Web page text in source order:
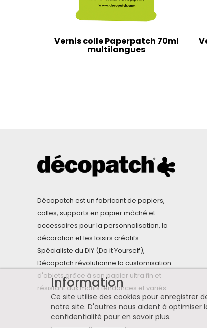
Vernis colle Paperpatch 70ml
multilangues
Décopatch est un fabricant de papiers,
colles, supports en papier mâché et
accessoires pour la personnalisation, la
décoration et les loisirs créatifs.
Spécialiste du DIY (Do it Yourself),
Décopatch révolutionne la customisation
d'objets grâce à son papier ultra fin et
résistant aux motifs tendances et variés.
Information
Ce site utilise des cookies pour enregistrer
notre site. D'autres nous aident à optimiser
confidentialité pour en savoir plus.